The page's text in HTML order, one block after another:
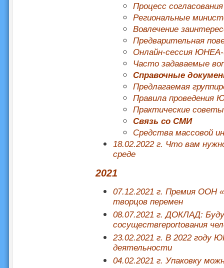
Процесс
Региональные
Вовлечение
Предварительная
Онлайн-сессия
Часто задаваемые
Справочные
Предлагаемая
Правила проведения
Практические
Связь со СМИ
Средства массовой
18.02.2022 г. Что вам
среде
2021
07.12.2021 г. Премия ООН
творцов перемен
08.07.2021 г. ДОКЛАД:
сосуществreportования
23.02.2021 г. В 2022
деятельности
04.02.2021 г. Упаковку